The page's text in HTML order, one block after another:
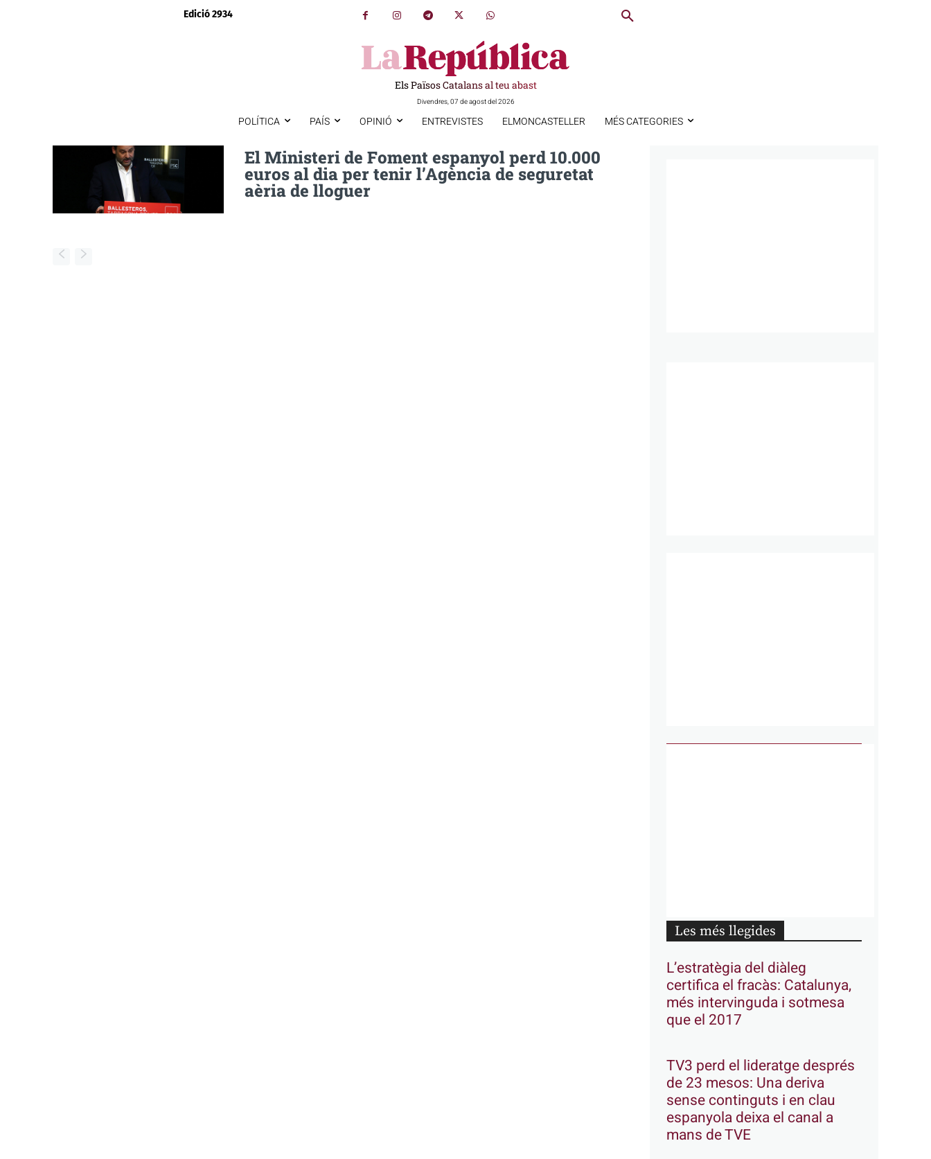
Edició 2934
Els Països Catalans al teu abast
Divendres, 07 de agost del 2026
POLÍTICA PAÍS OPINIÓ ENTREVISTES ELMONCASTELLER MÉS CATEGORIES
El Ministeri de Foment espanyol perd 10.000
euros al dia per tenir l’Agència de seguretat
aèria de lloguer
Les més llegides
L’estratègia del diàleg
certifica el fracàs: Catalunya,
més intervinguda i sotmesa
que el 2017
TV3 perd el lideratge després
de 23 mesos: Una deriva
sense continguts i en clau
espanyola deixa el canal a
mans de TVE